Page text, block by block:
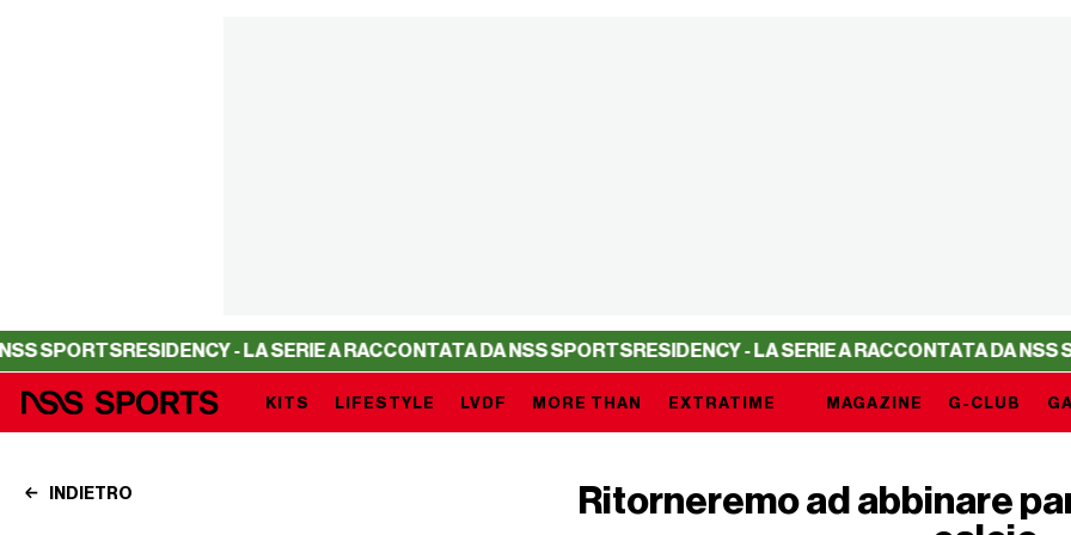
RESIDENCY - LA SERIE A RACCONTATA DA NSS SPORTSRESIDENCY - LA SERIE A RACCONTATA DA NSS SPORTS
EXTRATIME
KITS LIFESTYLE LVDF MORE THAN MAGAZINE G-CLUB
INDIETRO
Ritorneremo ad abbinare